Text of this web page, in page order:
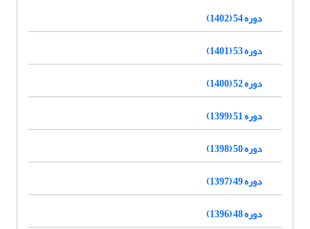
دوره 54 (1402)
دوره 53 (1401)
دوره 52 (1400)
دوره 51 (1399)
دوره 50 (1398)
دوره 49 (1397)
دوره 48 (1396)